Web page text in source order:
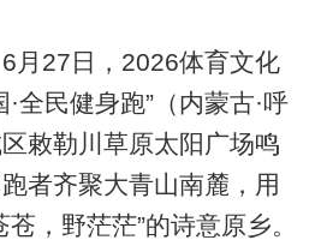
27日，2026体育文化
全民健身跑”（内蒙古·呼
敕勒川草原太阳广场鸣
者齐聚大青山南麓，用
，野茫茫”的诗意原乡。